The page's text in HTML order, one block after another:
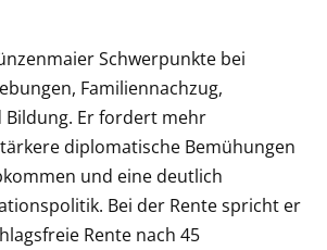
Schwerpunkte bei
Familiennachzug,
Bildung. Er fordert mehr
diplomatische Bemühungen
und eine deutlich
Bei der Rente spricht er
Rente nach 45